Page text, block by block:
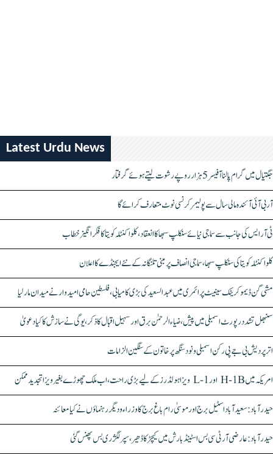
Latest Urdu News
جگتیال میں گرام پالنا آفیسر 5 ہزار روپے رشوت لیتے ہوئے گرفتار
آر بی آئی آئندہ مالی سال سے پولیمر کرنسی نوٹ متعارف کرائے گا
ٹی آر ایس کی جانب سے سماجی نیائے سنکلپ سبھا کا انعقاد، کلواکنٹلہ کویتا کا فکر انگیز خطاب
کلواکنٹلہ کویتا کی سنکلپ سبھا، سماجی انصاف پر مبنی تلنگانہ کے نئے ایجنڈے کا اعلان
مشی گن ڈیموکریٹک سینیٹ پرائمری میں عبدالسعید کی بڑی کامیابی، فلسطین حامی امیدوار نے میدان مار لیا
سنبھل تشدد رپورٹ اسمبلی میں پیش، ضیاء الرحمٰن برق اور سہیل اقبال کا ذکر، یوگی نے سازش کا کیا دعویٰ
اتر پردیش بی جے پی رکن اسمبلی ونود سنگھ پر خاتون کے سنگین الزامات
امریکہ میں H-1B اور L-1 ویزا ہولڈرز کے لیے بڑی راحت، اب ملک چھوڑے بغیر ویزا تجدید ممکن
حیدرآباد: سعیدآباد اسٹیل برج اور موسیٰ رام باغ برج کا وزراء و دیگر رہنماؤں نے کیا معائنہ
حیدرآباد: عارضی آر ٹی سی بس اسٹینڈ بارش میں کیچڑ کا ڈھیر، سپر لگژری بس پھنس گئی